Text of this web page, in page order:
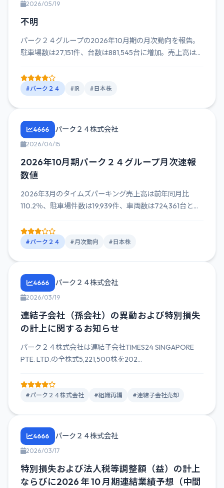
2026/05/19
不明
パーク２４グループの2026年10月期の月次動向を報告。
駐車場数は27,151件、台数は881,545台に増加。売上高は...
#パーク２４ #IR #日本株
4666 パーク２４株式会社
2026/04/15
2026年10月期パーク２４グループ月次速報
数値
2026年3月のタイムズパーキング売上高は前年同月比
110.2％、駐車場件数は19,939件、車両数は724,361台と...
#パーク２４ #月次動向 #日本株
4666 パーク２４株式会社
2026/03/19
連結子会社（孫会社）の異動および特別損失
の計上に関するお知らせ
パーク２４株式会社は連結子会社TIMES24 SINGAPORE
PTE. LTD.の全株式5,221,500株を202...
#パーク２４株式会社 #組織再編 #連結子会社売却
4666 パーク２４株式会社
2026/03/17
特別損失および法人税等調整額（益）の計上
ならびに2026 年 10 月期連結業績予想（中間